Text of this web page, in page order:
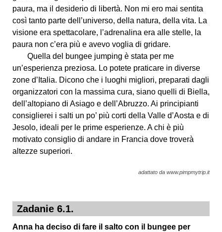
paura, ma il desiderio di libertà. Non mi ero mai sentita
così tanto parte dell’universo, della natura, della vita. La
visione era spettacolare, l’adrenalina era alle stelle, la
paura non c’era più e avevo voglia di gridare.
Quella del bungee jumping è stata per me
un’esperienza preziosa. Lo potete praticare in diverse
zone d’Italia. Dicono che i luoghi migliori, preparati dagli
organizzatori con la massima cura, siano quelli di Biella,
dell’altopiano di Asiago e dell’Abruzzo. Ai principianti
consiglierei i salti un po’ più corti della Valle d’Aosta e di
Jesolo, ideali per le prime esperienze. A chi è più
motivato consiglio di andare in Francia dove troverà
altezze superiori.
adattato da www.pimpmytrip.it
Zadanie 6.1.
Anna ha deciso di fare il salto con il bungee per